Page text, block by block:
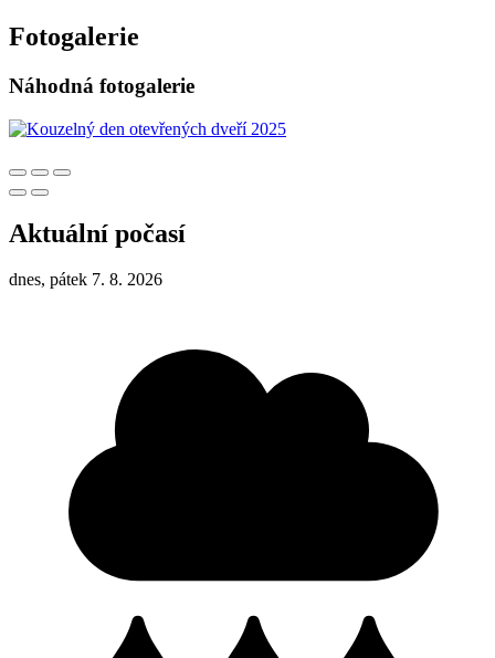
Fotogalerie
Náhodná fotogalerie
Aktuální počasí
dnes, pátek 7. 8. 2026